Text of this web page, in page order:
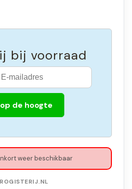
bij voorraad
de hoogte
weer beschikbaar